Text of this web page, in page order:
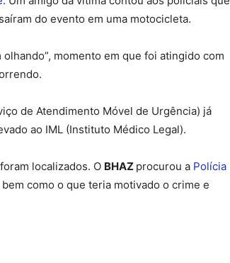
do evento em uma motocicleta.
momento em que foi atingido com
de Atendimento Móvel de Urgência) já
ao IML (Instituto Médico Legal).
localizados. O BHAZ procurou a Polícia
como o que teria motivado o crime e